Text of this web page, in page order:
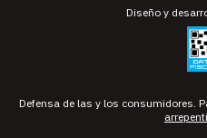
Diseño y
Defensa de las y los consumidores.